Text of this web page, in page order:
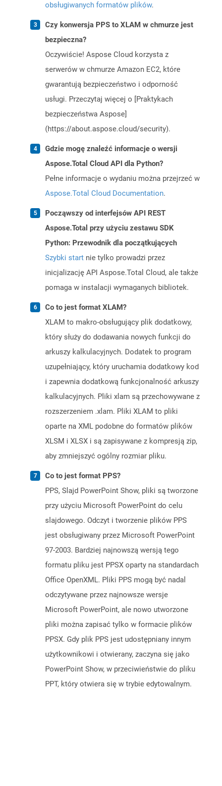
obsługiwanych formatów plików.
Czy konwersja PPS to XLAM w chmurze jest
bezpieczna?
Oczywiście! Aspose Cloud korzysta z
serwerów w chmurze Amazon EC2, które
gwarantują bezpieczeństwo i odporność
usługi. Przeczytaj więcej o [Praktykach
bezpieczeństwa Aspose]
(https://about.aspose.cloud/security).
Gdzie mogę znaleźć informacje o wersji
Aspose.Total Cloud API dla Python?
Pełne informacje o wydaniu można przejrzeć w
Aspose.Total Cloud Documentation.
Począwszy od interfejsów API REST
Aspose.Total przy użyciu zestawu SDK
Python: Przewodnik dla początkujących
Szybki start nie tylko prowadzi przez
inicjalizację API Aspose.Total Cloud, ale także
pomaga w instalacji wymaganych bibliotek.
Co to jest format XLAM?
XLAM to makro-obsługujący plik dodatkowy,
który służy do dodawania nowych funkcji do
arkuszy kalkulacyjnych. Dodatek to program
uzupełniający, który uruchamia dodatkowy kod
i zapewnia dodatkową funkcjonalność arkuszy
kalkulacyjnych. Pliki xlam są przechowywane z
rozszerzeniem .xlam. Pliki XLAM to pliki
oparte na XML podobne do formatów plików
XLSM i XLSX i są zapisywane z kompresją zip,
aby zmniejszyć ogólny rozmiar pliku.
Co to jest format PPS?
PPS, Slajd PowerPoint Show, pliki są tworzone
przy użyciu Microsoft PowerPoint do celu
slajdowego. Odczyt i tworzenie plików PPS
jest obsługiwany przez Microsoft PowerPoint
97-2003. Bardziej najnowszą wersją tego
formatu pliku jest PPSX oparty na standardach
Office OpenXML. Pliki PPS mogą być nadal
odczytywane przez najnowsze wersje
Microsoft PowerPoint, ale nowo utworzone
pliki można zapisać tylko w formacie plików
PPSX. Gdy plik PPS jest udostępniany innym
użytkownikowi i otwierany, zaczyna się jako
PowerPoint Show, w przeciwieństwie do pliku
PPT, który otwiera się w trybie edytowalnym.